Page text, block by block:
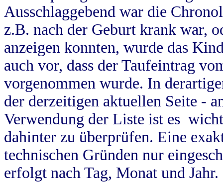
Ausschlaggebend war die
z.B. nach der Geburt krank war,
anzeigen konnten, wurde das
auch vor, dass der Taufeintrag
vorgenommen wurde. In
der derzeitigen aktuellen Seite -
Verwendung der Liste ist es
dahinter zu überprüfen. Eine
technischen Gründen nur
erfolgt nach Tag, Monat und Jahr.